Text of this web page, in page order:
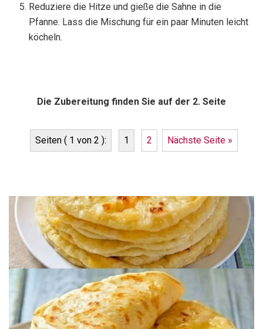
Reduziere die Hitze und gieße die Sahne in die
Pfanne. Lass die Mischung für ein paar Minuten leicht
köcheln.
Die Zubereitung finden Sie auf der 2. Seite
Seiten ( 1 von 2 ): 1 2 Nächste Seite »